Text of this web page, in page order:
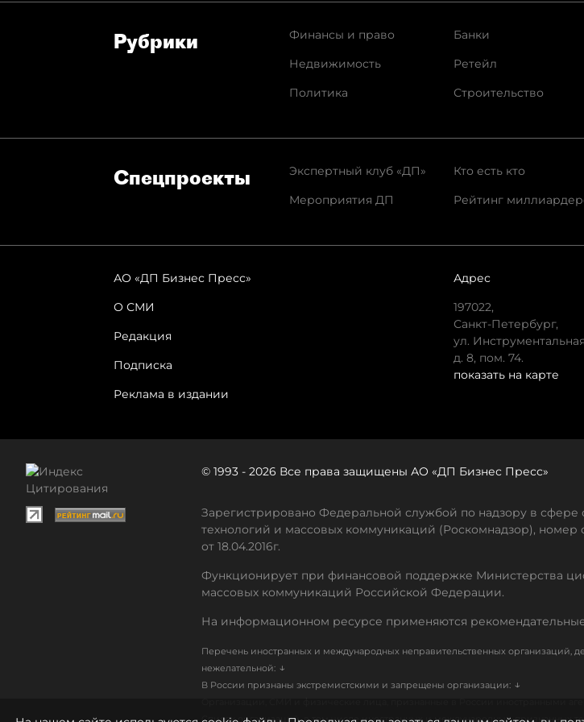
Рубрики
Финансы и право
Недвижимость
Политика
Банки
Ретейл
Строительство
Спец­проекты
Экспертный клуб «ДП»
Мероприятия ДП
Кто есть кто
Рейтинг
АО «ДП Бизнес Пресс»
О СМИ
Редакция
Подписка
Реклама в издании
Адрес
197022,
Санкт-Петербург,
ул.
д. 8, пом. 74.
показать на карте
© 1993 - 2026 Все права защищены АО «ДП Бизнес Пресс»
Зарегистрировано Федеральной службой по надзору в
технологий и массовых коммуникаций (Роскомнадзор),
от 18.04.2016г.
Функционирует при финансовой поддержке Министерства
массовых коммуникаций Российской Федерации.
На информационном ресурсе применяются
Перечень иностранных и международных неправительственных организаций,
нежелательной: ↓
В России признаны экстремистскими и запрещены организации: ↓
Список организаций, в том числе иностранных и международных, признанных